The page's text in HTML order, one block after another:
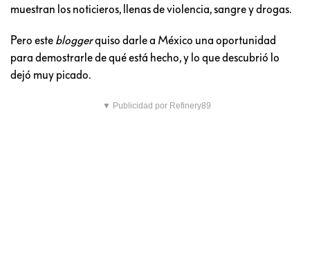
muestran los noticieros, llenas de violencia, sangre y drogas.
Pero este bloggerquiso darle a México una oportunidad
para demostrarle de qué está hecho, y lo que descubrió lo
dejó muy picado.
▼ Publicidad por Refinery89